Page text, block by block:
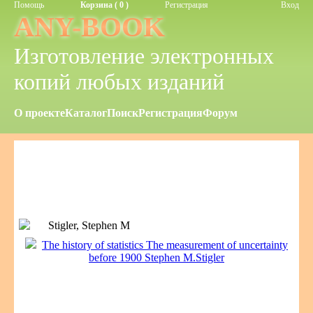
Помощь Корзина ( 0 ) Регистрация Вход
ANY-BOOK
Изготовление электронных
копий любых изданий
О проектеКаталогПоискРегистрацияФорум
Stigler, Stephen M
The history of statistics The measurement of uncertainty
before 1900 Stephen M.Stigler